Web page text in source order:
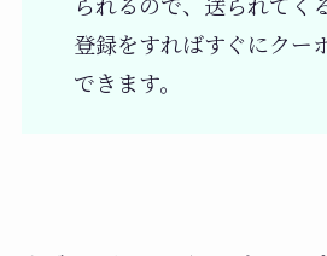
登録をすればすぐにクー
できます。